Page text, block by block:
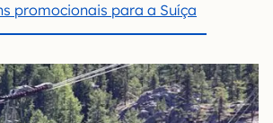
promocionais para a Suíça